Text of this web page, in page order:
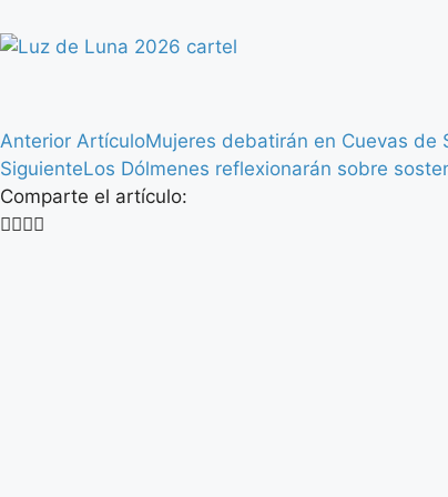
Anterior ArtículoMujeres debatirán en Cuevas de
SiguienteLos Dólmenes reflexionarán sobre
Comparte el artículo: